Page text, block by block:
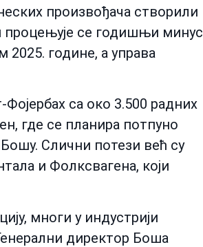
произвођача створили
процењује се годишњи минус
2025. године, а управа
са око 3.500 радних
где се планира потпуно
Слични потези већ су
и Фолксвагена, који
многи у индустрији
директор Боша